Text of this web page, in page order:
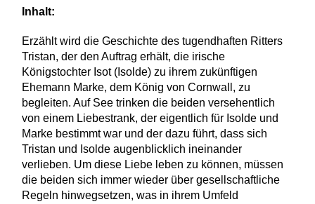
Inhalt:
Erzählt wird die Geschichte des tugendhaften Ritters
Tristan, der den Auftrag erhält, die irische
Königstochter Isot (Isolde) zu ihrem zukünftigen
Ehemann Marke, dem König von Cornwall, zu
begleiten. Auf See trinken die beiden versehentlich
von einem Liebestrank, der eigentlich für Isolde und
Marke bestimmt war und der dazu führt, dass sich
Tristan und Isolde augenblicklich ineinander
verlieben. Um diese Liebe leben zu können, müssen
die beiden sich immer wieder über gesellschaftliche
Regeln hinwegsetzen, was in ihrem Umfeld